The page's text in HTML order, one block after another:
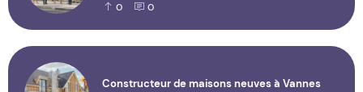
0 0
Constructeur de maisons neuves à Vannes